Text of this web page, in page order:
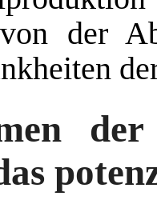
der
der